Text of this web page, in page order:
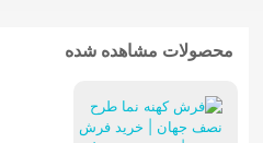
محصولات مشاهده شده